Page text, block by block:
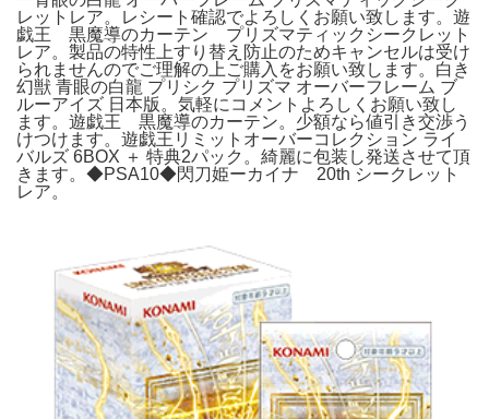
レットレア。レシート確認でよろしくお願い致します。遊
戯王 黒魔導のカーテン プリズマティックシークレット
レア。製品の特性上すり替え防止のためキャンセルは受け
られませんのでご理解の上ご購入をお願い致します。白き
幻獣 青眼の白龍 プリシク プリズマ オーバーフレーム ブ
ルーアイズ 日本版。気軽にコメントよろしくお願い致し
ます。遊戯王 黒魔導のカーテン。少額なら値引き交渉う
けつけます。遊戯王リミットオーバーコレクション ライ
バルズ 6BOX ＋ 特典2パック。綺麗に包装し発送させて頂
きます。◆PSA10◆閃刀姫ーカイナ 20th シークレット
レア。